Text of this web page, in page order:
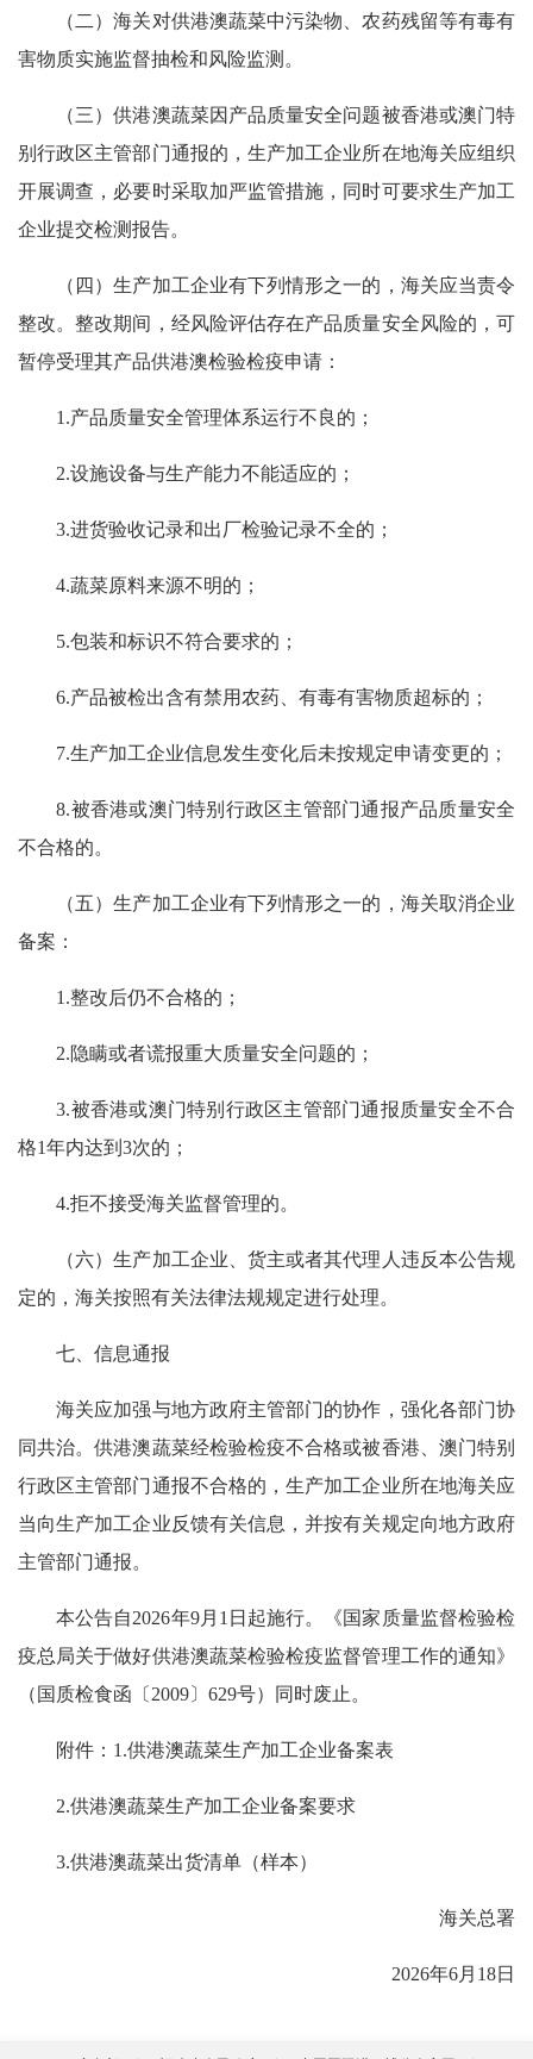
（二）海关对供港澳蔬菜中污染物、农药残留等有毒有
害物质实施监督抽检和风险监测。
（三）供港澳蔬菜因产品质量安全问题被香港或澳门特
别行政区主管部门通报的，生产加工企业所在地海关应组织
开展调查，必要时采取加严监管措施，同时可要求生产加工
企业提交检测报告。
（四）生产加工企业有下列情形之一的，海关应当责令
整改。整改期间，经风险评估存在产品质量安全风险的，可
暂停受理其产品供港澳检验检疫申请：
1.产品质量安全管理体系运行不良的；
2.设施设备与生产能力不能适应的；
3.进货验收记录和出厂检验记录不全的；
4.蔬菜原料来源不明的；
5.包装和标识不符合要求的；
6.产品被检出含有禁用农药、有毒有害物质超标的；
7.生产加工企业信息发生变化后未按规定申请变更的；
8.被香港或澳门特别行政区主管部门通报产品质量安全
不合格的。
（五）生产加工企业有下列情形之一的，海关取消企业
备案：
1.整改后仍不合格的；
2.隐瞒或者谎报重大质量安全问题的；
3.被香港或澳门特别行政区主管部门通报质量安全不合
格1年内达到3次的；
4.拒不接受海关监督管理的。
（六）生产加工企业、货主或者其代理人违反本公告规
定的，海关按照有关法律法规规定进行处理。
七、信息通报
海关应加强与地方政府主管部门的协作，强化各部门协
同共治。供港澳蔬菜经检验检疫不合格或被香港、澳门特别
行政区主管部门通报不合格的，生产加工企业所在地海关应
当向生产加工企业反馈有关信息，并按有关规定向地方政府
主管部门通报。
本公告自2026年9月1日起施行。《国家质量监督检验检
疫总局关于做好供港澳蔬菜检验检疫监督管理工作的通知》
（国质检食函〔2009〕629号）同时废止。
附件：1.供港澳蔬菜生产加工企业备案表
2.供港澳蔬菜生产加工企业备案要求
3.供港澳蔬菜出货清单（样本）
海关总署
2026年6月18日